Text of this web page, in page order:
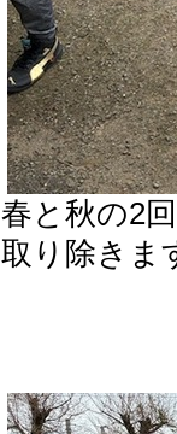
春と秋の2
取り除きま